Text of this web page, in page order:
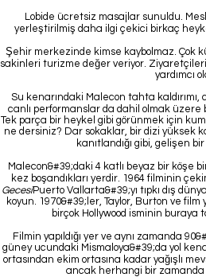
Lobide ücretsiz masajlar sunuldu.
yerleştirilmiş daha ilgi çekici birkaç
Şehir merkezinde kimse kaybolmaz. Çok
sakinleri turizme değer veriyor.
yardımcı
Su kenarındaki Malecon tahta
canlı performanslar da dahil olmak
Tek parça bir heykel gibi görünmek için
ne dersiniz? Dar sokaklar, bir dizi yüksek
kanıtlandığı gibi, gelişen
Malecon&#39;daki 4 katlı beyaz bir köşe
kez boşandıkları yerdir. 1964 filminin
GecesiPuerto Vallarta&#39;yı tıpkı dış
koyun. 1970&#39;ler, Taylor, Burton ve
birçok Hollywood isminin buraya
Filmin yapıldığı yer ve aynı zamanda
güney ucundaki Mismaloya&#39;da yol
ortasından ekim ortasına kadar yağışlı
ancak herhangi bir zamanda